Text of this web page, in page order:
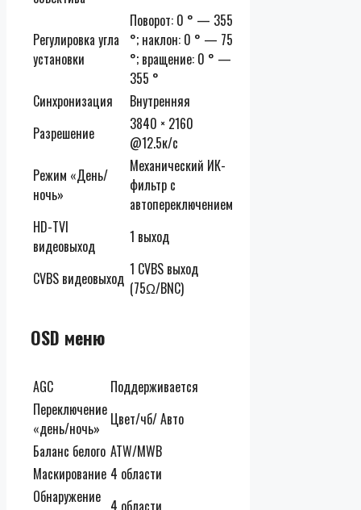
Регулировка угла
установки
Поворот: 0 ° — 355
°; наклон: 0 ° — 75
°; вращение: 0 ° —
355 °
Синхронизация
Внутренняя
Разрешение
3840 × 2160
@12.5к/с
Режим «День/
ночь»
Механический ИК-
фильтр с
автопереключением
HD-TVI
видеовыход
1 выход
CVBS видеовыход 1 CVBS выход
(75Ω/BNC)
OSD меню
AGC
Поддерживается
Переключение
«день/ночь»
Цвет/чб/ Авто
Баланс белого ATW/MWB
Маскирование 4 области
Обнаружение 4 области